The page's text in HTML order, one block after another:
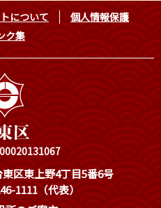
について
個人情報保護
ク集
区東上野4丁目5番6号
1111（代表）